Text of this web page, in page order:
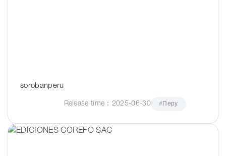
sorobanperu
Release time：2025-06-30 #Перу